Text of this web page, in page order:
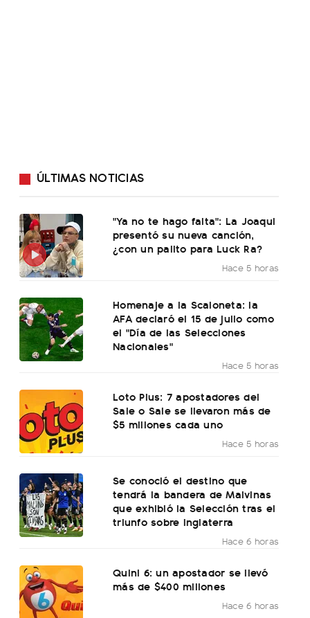
ÚLTIMAS NOTICIAS
"Ya no te hago falta": La Joaqui
presentó su nueva canción,
¿con un palito para Luck Ra?
Hace 5 horas
Homenaje a la Scaloneta: la
AFA declaró el 15 de julio como
el "Día de las Selecciones
Nacionales"
Hace 5 horas
Loto Plus: 7 apostadores del
Sale o Sale se llevaron más de
$5 millones cada uno
Hace 5 horas
Se conoció el destino que
tendrá la bandera de Malvinas
que exhibió la Selección tras el
triunfo sobre Inglaterra
Hace 6 horas
Quini 6: un apostador se llevó
más de $400 millones
Hace 6 horas